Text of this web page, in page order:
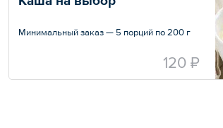
Минимальный заказ — 5 порций по 200 г
120 ₽